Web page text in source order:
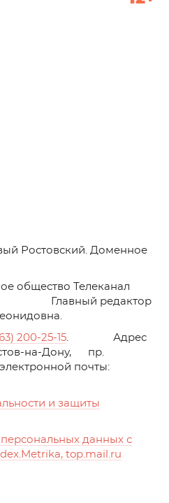
Ростовский. Доменное
общество Телеканал
Главный редактор
200-25-15. Адрес
на-Дону, пр.
почты:
и защиты
данных с
top.mail.ru